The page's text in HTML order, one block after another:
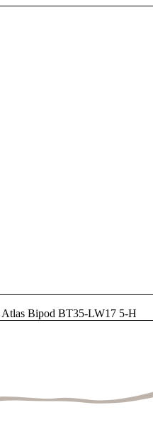
Atlas Bipod BT35-LW17 5-H